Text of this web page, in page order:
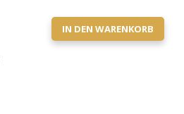
IN DEN WARENKORB